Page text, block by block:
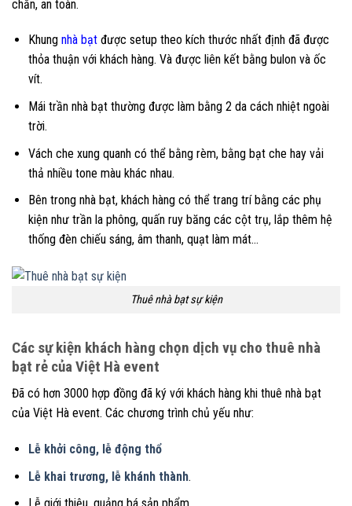
chắn, an toàn.
Khung nhà bạt được setup theo kích thước nhất định đã được
thỏa thuận với khách hàng. Và được liên kết bằng bulon và ốc
vít.
Mái trần nhà bạt thường được làm bằng 2 da cách nhiệt ngoài
trời.
Vách che xung quanh có thể bằng rèm, bằng bạt che hay vải
thả nhiều tone màu khác nhau.
Bên trong nhà bạt, khách hàng có thể trang trí bằng các phụ
kiện như trần la phông, quấn ruy băng các cột trụ, lắp thêm hệ
thống đèn chiếu sáng, âm thanh, quạt làm mát…
Thuê nhà bạt sự kiện
Các sự kiện khách hàng chọn dịch vụ cho thuê nhà
bạt rẻ của Việt Hà event
Đã có hơn 3000 hợp đồng đã ký với khách hàng khi thuê nhà bạt
của Việt Hà event. Các chương trình chủ yếu như:
Lễ khởi công, lễ động thổ
Lễ khai trương, lễ khánh thành.